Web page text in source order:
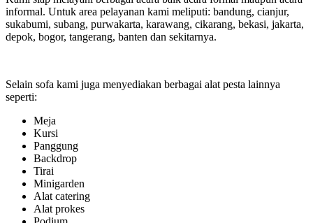
informal. Untuk area pelayanan kami meliputi: bandung, cianjur,
sukabumi, subang, purwakarta, karawang, cikarang, bekasi, jakarta,
depok, bogor, tangerang, banten dan sekitarnya.
Selain sofa kami juga menyediakan berbagai alat pesta lainnya
seperti:
Meja
Kursi
Panggung
Backdrop
Tirai
Minigarden
Alat catering
Alat prokes